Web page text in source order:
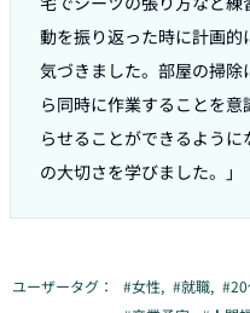
動を振り返った時に計画
気づきました。部屋の掃
ら同時に作業することを
らせることができるよう
の大切さを学びました。」
ユーザータグ： #女性, #就職, #